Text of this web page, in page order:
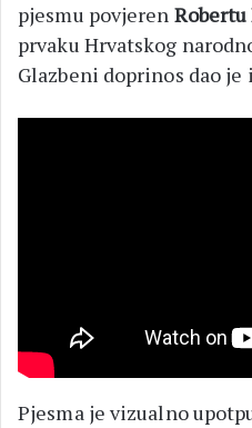
pjesmu povjeren Robertu
prvaku Hrvatskog
Glazbeni doprinos dao je i
Pjesma je vizualno